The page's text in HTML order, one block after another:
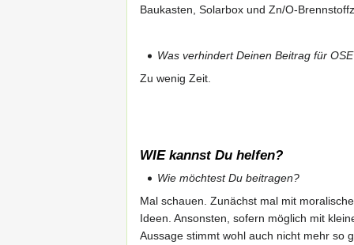
Baukasten, Solarbox und Zn/O-
Was verhindert Deinen Beitrag für
Zu wenig Zeit.
WIEkannst Du helfen?
Wie möchtest Du beitragen?
Mal schauen. Zunächst mal mit
Ideen. Ansonsten, sofern möglich mit
Aussage stimmt wohl auch nicht mehr so